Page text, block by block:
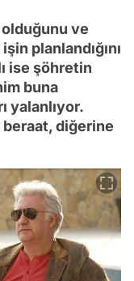
ve
planlandığını
ise şöhretin
buna
yalanlıyor.
beraat, diğerine